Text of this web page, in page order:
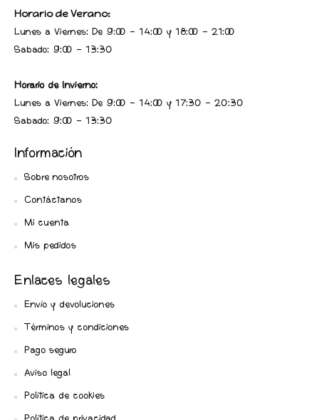
Horario de Verano:
Lunes a Viernes: De 9:00 - 14:00 y 18:00 - 21:00
Sabado: 9:00 - 13:30
Horario de Invierno:
Lunes a Viernes: De 9:00 - 14:00 y 17:30 - 20:30
Sabado: 9:00 - 13:30
Información
Sobre nosotros
Contáctanos
Mi cuenta
Mis pedidos
Enlaces legales
Envío y devoluciones
Términos y condiciones
Pago seguro
Aviso legal
Política de cookies